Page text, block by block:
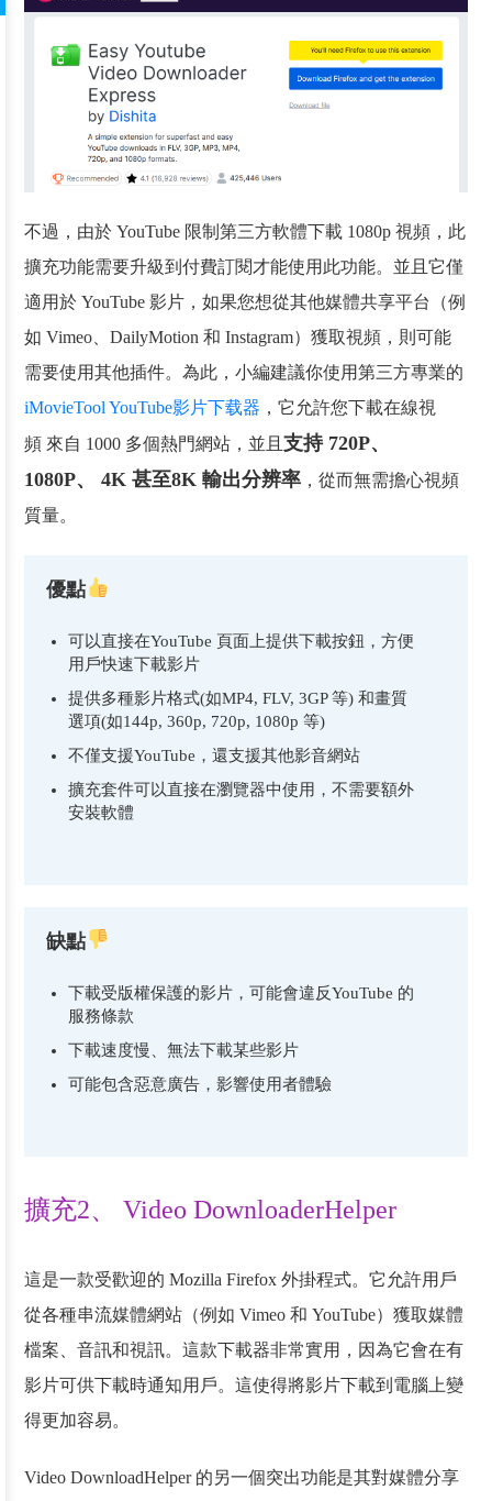
不過，由於 YouTube 限制第三方軟體下載 1080p 視頻，此
擴充功能需要升級到付費訂閱才能使用此功能。並且它僅
適用於 YouTube 影片，如果您想從其他媒體共享平台（例
如 Vimeo、DailyMotion 和 Instagram）獲取視頻，則可能
需要使用其他插件。為此，小編建議你使用第三方專業的
iMovieTool YouTube影片下载器 ，它允許您下載在線視
頻 來自 1000 多個熱門網站，並且支持 720P、
1080P、 4K 甚至8K 輸出分辨率 ，從而無需擔心視頻
質量。
優點
可以直接在YouTube 頁面上提供下載按鈕，方便
用戶快速下載影片
提供多種影片格式(如MP4, FLV, 3GP 等) 和畫質
選項(如144p, 360p, 720p, 1080p 等)
不僅支援YouTube，還支援其他影音網站
擴充套件可以直接在瀏覽器中使用，不需要額外
安裝軟體
缺點
下載受版權保護的影片，可能會違反YouTube 的
服務條款
下載速度慢、無法下載某些影片
可能包含惡意廣告，影響使用者體驗
擴充2、 Video DownloaderHelper
這是一款受歡迎的 Mozilla Firefox 外掛程式。它允許用戶
從各種串流媒體網站（例如 Vimeo 和 YouTube）獲取媒體
檔案、音訊和視訊。這款下載器非常實用，因為它會在有
影片可供下載時通知用戶。這使得將影片下載到電腦上變
得更加容易。
Video DownloadHelper 的另一個突出功能是其對媒體分享